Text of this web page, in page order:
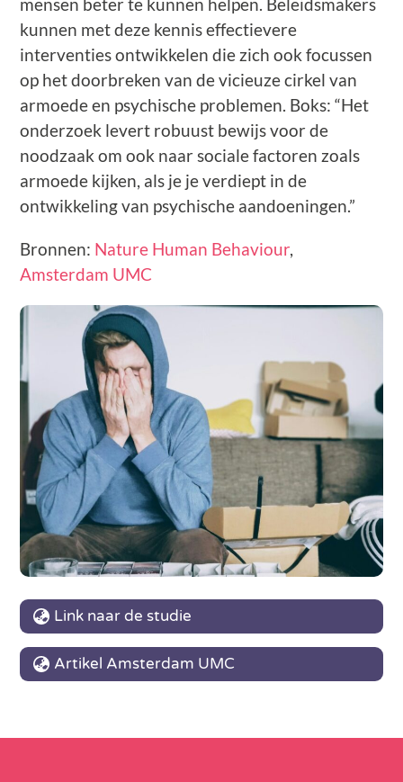
mensen beter te kunnen helpen. Beleidsmakers
kunnen met deze kennis effectievere
interventies ontwikkelen die zich ook focussen
op het doorbreken van de vicieuze cirkel van
armoede en psychische problemen. Boks: “Het
onderzoek levert robuust bewijs voor de
noodzaak om ook naar sociale factoren zoals
armoede kijken, als je je verdiept in de
ontwikkeling van psychische aandoeningen.”
Bronnen: Nature Human Behaviour
Amsterdam UMC
Link naar de studie
Artikel Amsterdam UMC